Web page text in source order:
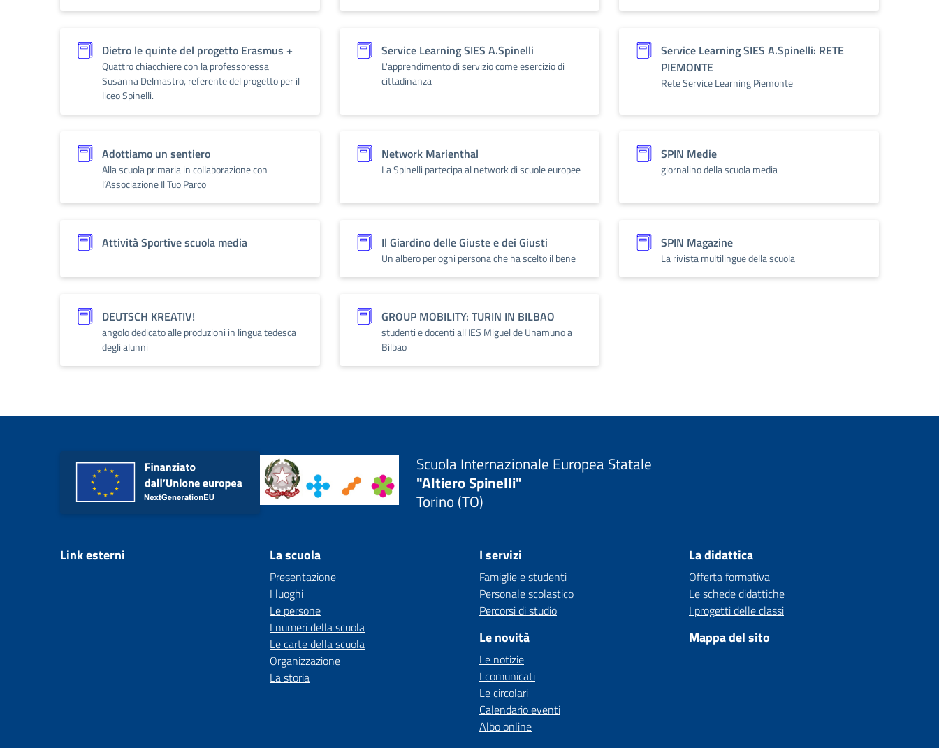
Dietro le quinte del progetto Erasmus +
Quattro chiacchiere con la professoressa
Susanna Delmastro, referente del progetto per il
liceo Spinelli.
Service Learning SIES A.Spinelli
L'apprendimento di servizio come esercizio di
cittadinanza
Service Learning SIES A.Spinelli: RETE
PIEMONTE
Rete Service Learning Piemonte
Adottiamo un sentiero
Alla scuola primaria in collaborazione con
l’Associazione Il Tuo Parco
Network Marienthal
La Spinelli partecipa al network di scuole europee
SPIN Medie
giornalino della scuola media
Attività Sportive scuola media Il Giardino delle Giuste e dei Giusti
Un albero per ogni persona che ha scelto il bene
SPIN Magazine
La rivista multilingue della scuola
DEUTSCH KREATIV!
angolo dedicato alle produzioni in lingua tedesca
degli alunni
GROUP MOBILITY: TURIN IN BILBAO
studenti e docenti all'IES Miguel de Unamuno a
Bilbao
Scuola Internazionale Europea Statale
"Altiero Spinelli"
Torino (TO)
Link esterni La scuola
Presentazione
I luoghi
Le persone
I numeri della scuola
Le carte della scuola
Organizzazione
La storia
I servizi
Famiglie e studenti
Personale scolastico
Percorsi di studio
Le novità
Le notizie
I comunicati
Le circolari
Calendario eventi
Albo online
La didattica
Offerta formativa
Le schede didattiche
I progetti delle classi
Mappa del sito